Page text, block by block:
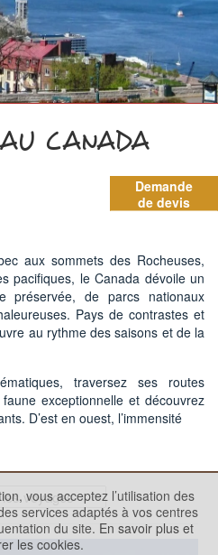
CANADA
aux sommets des Rocheuses,
pacifiques, le Canada dévoile un
préservée, de parcs nationaux
Pays de contrastes et
au rythme des saisons et de la
traversez ses routes
exceptionnelle et découvrez
D’est en ouest, l’immensité
Demande
de devis
vous acceptez l’utilisation des
services adaptés à vos centres
du site. En savoir plus et
les cookies.